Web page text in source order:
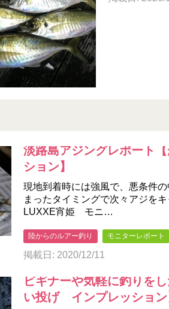
淡路島アジングレポート
ション】
現地到着時には強風で、悪条件
まったタイミングで次々アジを
LUXXE宵姫 モニ…
陸からのルアー釣り モニターレポート
掲載日: 2020/12/11
ビギナーや気軽に釣りを
い投げ インプレッション